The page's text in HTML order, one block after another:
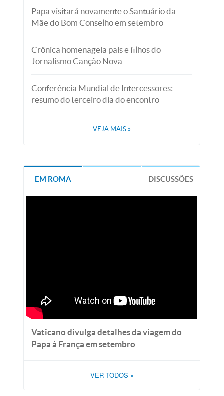
Papa visitará novamente o Santuário da
Mãe do Bom Conselho em setembro
Crônica homenageia pais e filhos do
Jornalismo Canção Nova
Conferência Mundial de Intercessores:
resumo do terceiro dia do encontro
VEJA MAIS »
EM ROMA DISCUSSÕES
Vaticano divulga detalhes da viagem do
Papa à França em setembro
VER TODOS »